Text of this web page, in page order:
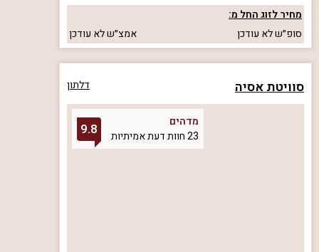
מחיר לזוג החל מ:
סופ״שלא עודכן אמצ״שלא עודכן
סוויטת אסיה דלתון
מדהים
23 חוות דעת אמיתיות
9.8